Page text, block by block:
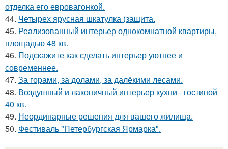
отделка его евровагонкой.
44. Четырех ярусная шкатулка (защита.
45. Реализованный интерьер однокомнатной квартиры,
площадью 48 кв.
46. Подскажите как сделать интерьер уютнее и
современнее.
47. За горами, за долами, за далёкими лесами.
48. Воздушный и лаконичный интерьер кухни - гостиной
40 кв.
49. Неординарные решения для вашего жилища.
50. Фестиваль "Петербургская Ярмарка".